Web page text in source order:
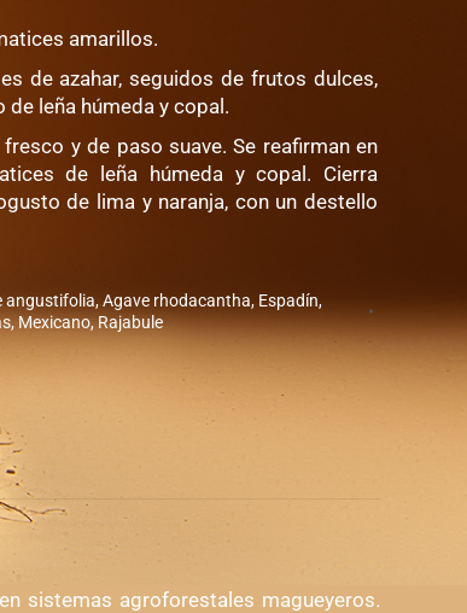
amarillos.
de azahar, seguidos de frutos dulces,
leña húmeda y copal.
y de paso suave. Se reafirman en
de leña húmeda y copal. Cierra
de lima y naranja, con un destello
angustifolia,Agave rhodacantha, Espadín,
, Mexicano,Rajabule
sistemas agroforestales magueyeros.